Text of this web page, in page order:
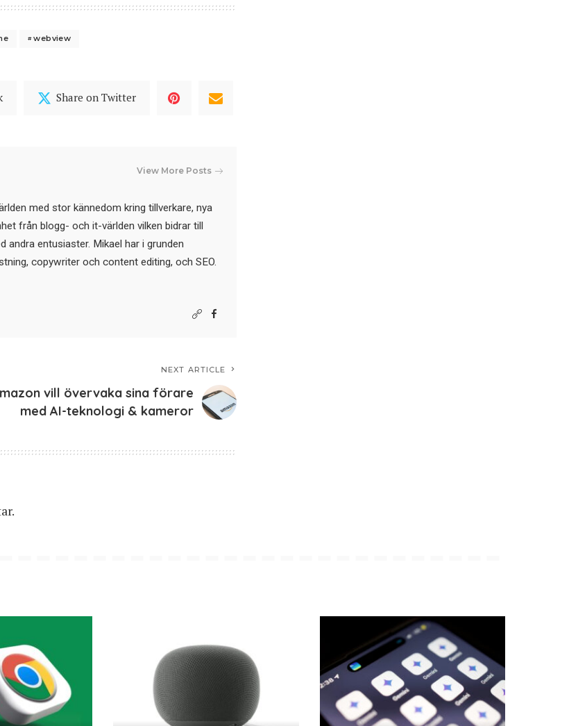
webview
Share on Twitter
View More Posts
med stor kännedom kring tillverkare, nya
från blogg- och it-världen vilken bidrar till
andra entusiaster. Mikael har i grunden
copywriter och content editing, och SEO.
NEXT ARTICLE
vill övervaka sina förare
med AI-teknologi & kameror